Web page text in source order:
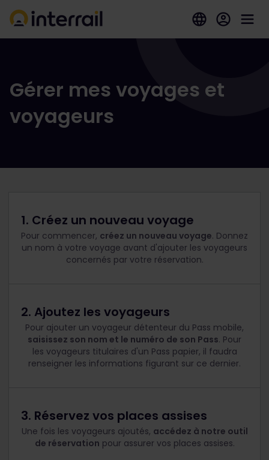
Gérer mes voyages et
voyageurs
1. Créez un nouveau voyage
Pour commencer, créez un nouveau voyage. Donnez
un nom à votre voyage avant d'ajouter les voyageurs
concernés par votre réservation.
2. Ajoutez les voyageurs
Pour ajouter un voyageur détenteur du Pass mobile,
saisissez son nom et le numéro de son Pass. Pour
les voyageurs titulaires d'un Pass papier, il faudra
renseigner les informations figurant sur ce dernier.
3. Réservez vos places assises
Une fois les voyageurs ajoutés, accédez à notre outil
de réservation pour assurer vos places assises.